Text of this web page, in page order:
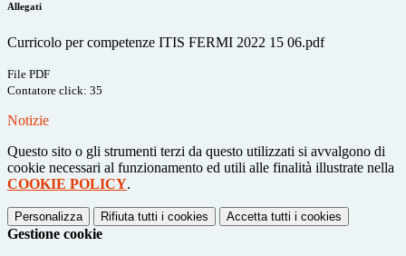
Allegati
Curricolo per competenze ITIS FERMI 2022 15 06.pdf
File PDF
Contatore click: 35
Notizie
Questo sito o gli strumenti terzi da questo utilizzati si avvalgono di
cookie necessari al funzionamento ed utili alle finalità illustrate nella
COOKIE POLICY.
Personalizza Rifiuta tutti i cookies Accetta tutti i cookies
Gestione cookie